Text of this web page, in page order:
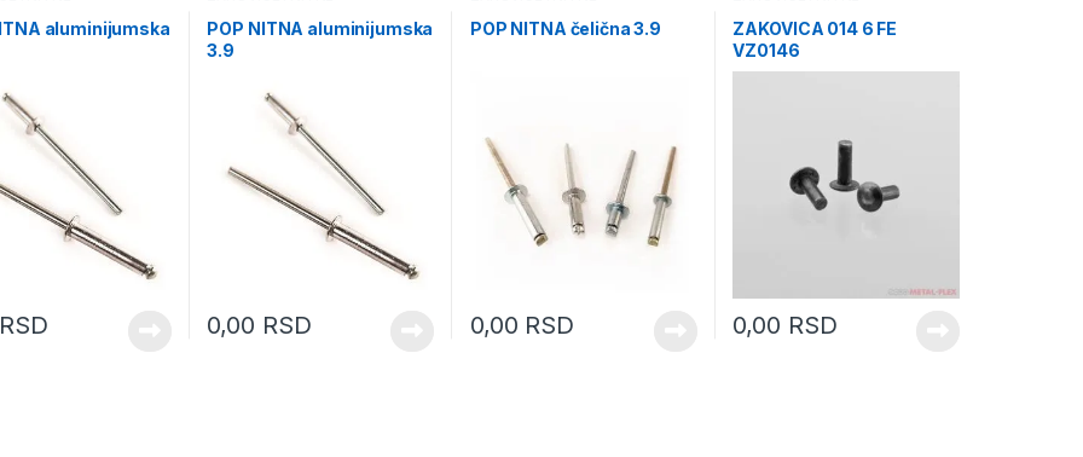
aluminijumska
RSD
POP NITNA aluminijumska
3.9
0,00 RSD
POP NITNA čelična 3.9
0,00 RSD
ZAKOVICA 014 6 FE
VZ0146
0,00 RSD